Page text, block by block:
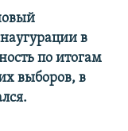
в
по итогам
выборов, в